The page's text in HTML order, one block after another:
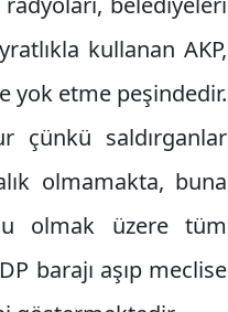
kullanan AKP,
yok etme peşindedir.
çünkü saldırganlar
olmamakta, buna
olmak üzere tüm
barajı aşıp meclise